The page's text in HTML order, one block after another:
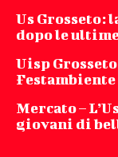
Us Grosseto:
dopo le
Uisp
Festambiente
Mercato –
giovani di